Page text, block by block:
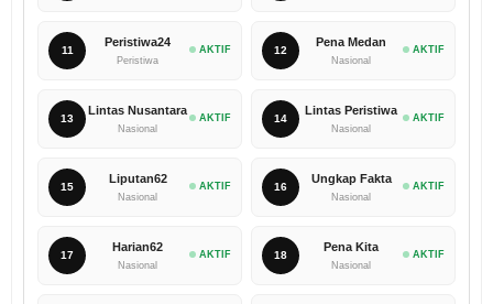
11
Peristiwa24
Peristiwa
AKTIF 12
Pena Medan
Nasional
AKTIF
13
Lintas Nusantara
Nasional
AKTIF 14
Lintas Peristiwa
Nasional
AKTIF
15
Liputan62
Nasional
AKTIF 16
Ungkap Fakta
Nasional
AKTIF
17
Harian62
Nasional
AKTIF 18
Pena Kita
Nasional
AKTIF